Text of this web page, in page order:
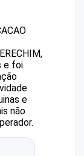
e foi
e
não